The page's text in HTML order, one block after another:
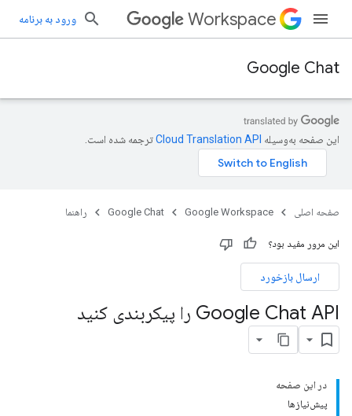
Workspace ورود به برنامه
Google Chat
این صفحه به‌وسیله ترجمه شده است.
صفحه اصلی Google Workspace
Google Chat راهنما
این مرور مفید بود؟
ارسال بازخورد
Google Chat API را پیکربندی کنید
در این صفحه
پیش‌نیازها